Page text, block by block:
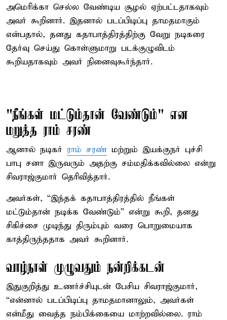
அமெரிக்கா செல்ல வேண்டிய சூழல் ஏற்பட்டதாகவும்
அவர் கூறினார். இதனால் படப்பிடிப்பு தாமதமாகும்
என்பதால், தனது கதாபாத்திரத்திற்கு வேறு நடிகரை
தேர்வு செய்து கொள்ளுமாறு படக்குழுவிடம்
கூறியதாகவும் அவர் நினைவுகூர்ந்தார்.
"நீங்கள் மட்டும்தான் வேண்டும்" என
மறுத்த ராம் சரண்
ஆனால் நடிகர் ராம் சரண் மற்றும் இயக்குநர் புச்சி
பாபு சனா இருவரும் அதற்கு சம்மதிக்கவில்லை என்று
சிவராஜ்குமார் தெரிவித்தார்.
அவர்கள், “இந்தக் கதாபாத்திரத்தில் நீங்கள்
மட்டும்தான் நடிக்க வேண்டும்” என்று கூறி, தனது
சிகிச்சை முடிந்து திரும்பும் வரை பொறுமையாக
காத்திருந்ததாக அவர் கூறினார்.
வாழ்நாள் முழுவதும் நன்றிக்கடன்
இதுகுறித்து உணர்ச்சியுடன் பேசிய சிவராஜ்குமார்,
“என்னால் படப்பிடிப்பு தாமதமானாலும், அவர்கள்
என்மீது வைத்த நம்பிக்கையை மாற்றவில்லை. ராம்